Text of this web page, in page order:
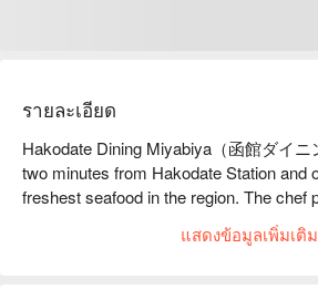
รายละเอียด
Hakodate Dining Miyabiya（函館ダイ
two minutes from Hakodate Station and
freshest seafood in the region. The chef
seasonal local fish each morning,
The signature sashimi platter features
แสดงข้อมูลเพิ่มเติม